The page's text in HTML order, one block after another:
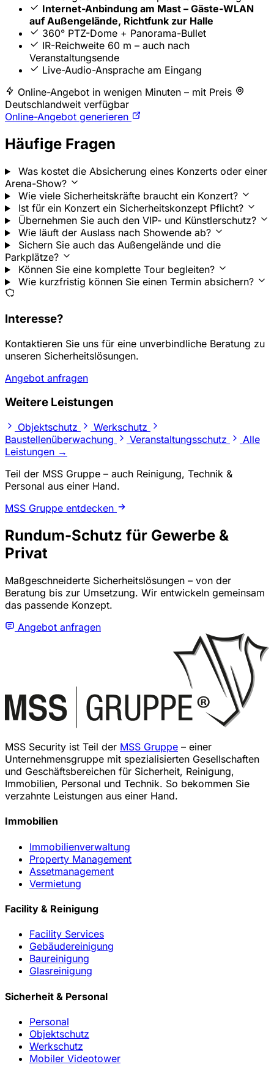
Internet-Anbindung am Mast – Gäste-WLAN
auf Außengelände, Richtfunk zur Halle
360° PTZ-Dome + Panorama-Bullet
IR-Reichweite 60 m – auch nach
Veranstaltungsende
Live-Audio-Ansprache am Eingang
Online-Angebot in wenigen Minuten – mit Preis
Deutschlandweit verfügbar
Online-Angebot generieren
Häufige Fragen
Was kostet die Absicherung eines Konzerts oder einer
Arena-Show?
Wie viele Sicherheitskräfte braucht ein Konzert?
Ist für ein Konzert ein Sicherheitskonzept Pflicht?
Übernehmen Sie auch den VIP- und Künstlerschutz?
Wie läuft der Auslass nach Showende ab?
Sichern Sie auch das Außengelände und die
Parkplätze?
Können Sie eine komplette Tour begleiten?
Wie kurzfristig können Sie einen Termin absichern?
Interesse?
Kontaktieren Sie uns für eine unverbindliche Beratung zu
unseren Sicherheitslösungen.
Angebot anfragen
Weitere Leistungen
Objektschutz
Werkschutz
Baustellenüberwachung
Veranstaltungsschutz
Alle
Leistungen →
Teil der MSS Gruppe – auch Reinigung, Technik &
Personal aus einer Hand.
MSS Gruppe entdecken
Rundum-Schutz für Gewerbe &
Privat
Maßgeschneiderte Sicherheitslösungen – von der
Beratung bis zur Umsetzung. Wir entwickeln gemeinsam
das passende Konzept.
Angebot anfragen
MSS Security ist Teil der MSS Gruppe – einer
Unternehmensgruppe mit spezialisierten Gesellschaften
und Geschäftsbereichen für Sicherheit, Reinigung,
Immobilien, Personal und Technik. So bekommen Sie
verzahnte Leistungen aus einer Hand.
Immobilien
Immobilienverwaltung
Property Management
Assetmanagement
Vermietung
Facility & Reinigung
Facility Services
Gebäudereinigung
Baureinigung
Glasreinigung
Sicherheit & Personal
Personal
Objektschutz
Werkschutz
Mobiler Videotower